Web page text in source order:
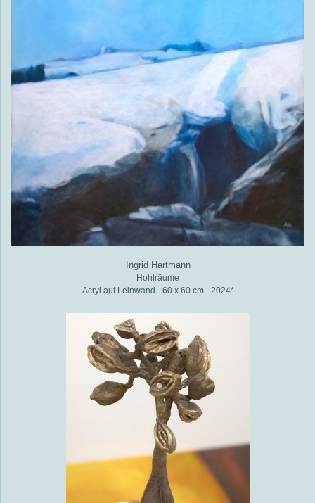
Ingrid Hartmann
Hohlräume
Acryl auf Leinwand - 60 x 60 cm - 2024*